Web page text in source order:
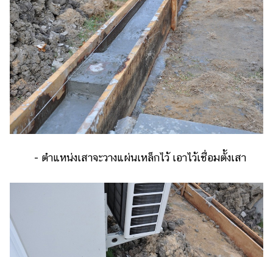
- ตำแหน่งเสาจะวางแผ่นเหล็กไว้ เอาไว้เชื่อมตั้งเสา